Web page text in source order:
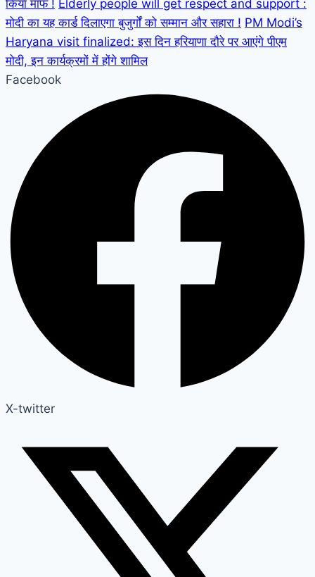
किया माफ ! Elderly people will get respect and support :
मोदी का यह कार्ड दिलाएगा बुजुर्गों को सम्मान और सहारा ! PM Modi’s
Haryana visit finalized: इस दिन हरियाणा दौरे पर आएंगे पीएम
मोदी, इन कार्यक्रमों में होंगे शामिल
Facebook
X-twitter